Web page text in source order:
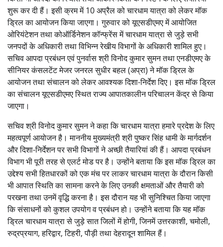
शुरू कर दी हैं। इसी क्रम में 10 अप्रैल को चारधाम यात्रा को लेकर मॉक
ड्रिल का आयोजन किया जाएगा। गुरुवार को यूएसडीएमए में आयोजित
ओरियंटेशन तथा कोऑर्डिनेशन कॉन्फ्रेंस में चारधाम यात्रा से जुड़े सभी
जनपदों के अधिकारी तथा विभिन्न रेखीय विभागों के अधिकारी शामिल हुए।
सचिव आपदा प्रबंधन एवं पुनर्वास श्री विनोद कुमार सुमन तथा एनडीएमए के
सीनियर कंसलटेंट मेजर जनरल सुधीर बहल (अप्रा) ने मॉक ड्रिल के
आयोजन तथा संचालन को लेकर आवश्यक दिशा-निर्देश दिए। इस मॉक ड्रिल
का संचालन यूएसडीएमए स्थित राज्य आपातकालीन परिचालन केंद्र से किया
जाएगा।
सचिव श्री विनोद कुमार सुमन ने कहा कि चारधाम यात्रा हमारे प्रदेश के लिए
महत्वपूर्ण आयोजन है। माननीय मुख्यमंत्री श्री पुष्कर सिंह धामी के मार्गदर्शन
और दिशा-निर्देशन पर सभी विभागों ने अच्छी तैयारियां की हैं। आपदा प्रबंधन
विभाग भी पूरी तरह से एलर्ट मोड पर है। उन्होंने बताया कि इस मॉक ड्रिल का
उद्देश्य सभी हितधारकों को एक मंच पर लाकर चारधाम यात्रा के दौरान किसी
भी आपात स्थिति का सामना करने के लिए उनकी क्षमताओं और तैयारी को
परखना तथा उनमें वृद्धि करना है। इस दौरान यह भी सुनिश्चित किया जाएगा
कि संसाधनों को कुशल उपयोग व प्रबंधन हो। उन्होंने बताया कि यह माॅक
ड्रिल चारधाम यात्रा से जुड़े सात जिलों में होगी, जिनमें उत्तरकाशी, चमोली,
रुद्रप्रयाग, हरिद्वार, टिहरी, पौड़ी तथा देहरादून शामिल हैं।